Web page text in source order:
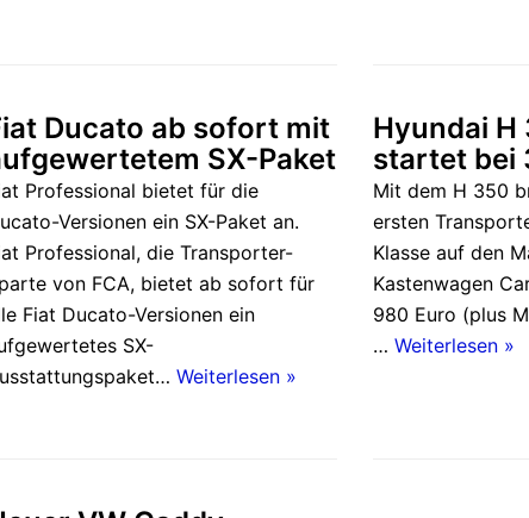
Ducato ab sofort mit
SX-Paket
Professional bietet für die
Versionen ein SX-Paket an.
Professional, die Transporter-
von FCA, bietet ab sofort für
Fiat Ducato-Versionen ein
SX-
Weiterlesen »
Hyundai H
startet bei
Mit dem H 350
ersten
Klasse auf den
Kastenwagen
980 Euro (plus
… Weiterlesen »